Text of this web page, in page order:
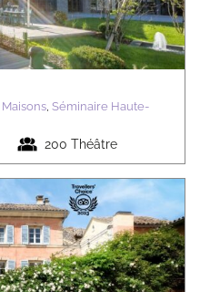
Maisons, Séminaire Haute-
200 Théâtre